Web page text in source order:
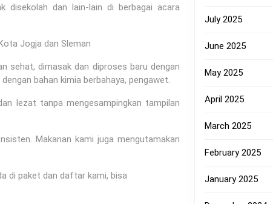
disekolah dan lain-lain di berbagai acara
Jogja dan Sleman
sehat, dimasak dan diproses baru dengan
bahan kimia berbahaya, pengawet.
lezat tanpa mengesampingkan tampilan
Makanan kami juga mengutamakan
di paket dan daftar kami, bisa
July 2025
June 2025
May 2025
April 2025
March 2025
February 2025
January 2025